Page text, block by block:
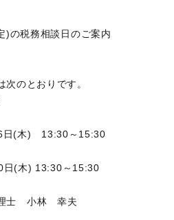
)の税務相談日のご案内
のとおりです。
(木) 13:30～15:30
～15:30
士 小林 幸夫